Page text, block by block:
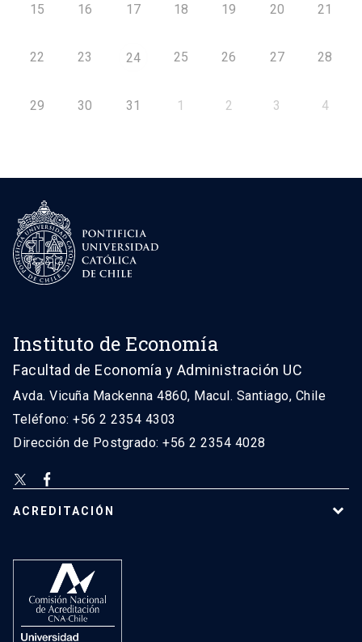
15 16 17 18 19 20 21
22 23 24 25 26 27 28
29 30 31 1 2 3 4
Instituto de Economía
Facultad de Economía y Administración UC
Avda. Vicuña Mackenna 4860, Macul. Santiago, Chile
Teléfono: +56 2 2354 4303
Dirección de Postgrado: +56 2 2354 4028
ACREDITACIÓN